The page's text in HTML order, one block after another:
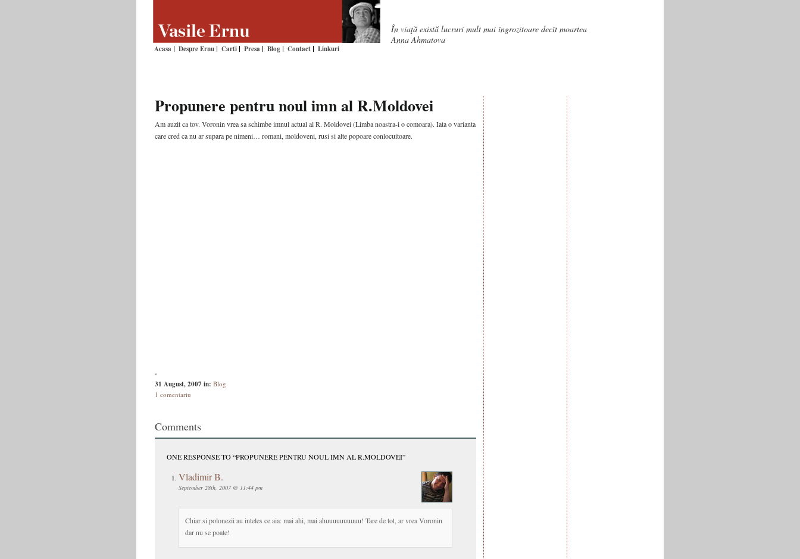
Acasa Despre Ernu Carti Presa Blog Contact Linkuri
În viaţă există lucruri mult mai îngrozitoare decît moartea
Anna Ahmatova
Propunere pentru noul imn al R.Moldovei
Am auzit ca tov. Voronin vrea sa schimbe imnul actual al R. Moldovei (Limba noastra-i o comoara). Iata o varianta
care cred ca nu ar supara pe nimeni… romani, moldoveni, rusi si alte popoare conlocuitoare.
-
31 August, 2007 in: Blog
1 comentariu
Comments
ONE RESPONSE TO “PROPUNERE PENTRU NOUL IMN AL R.MOLDOVEI”
Vladimir B.
September 28th, 2007 @ 11:44 pm
Chiar si polonezii au inteles ce aia: mai ahi, mai ahuuuuuuuuuu! Tare de tot, ar vrea Voronin
dar nu se poate!